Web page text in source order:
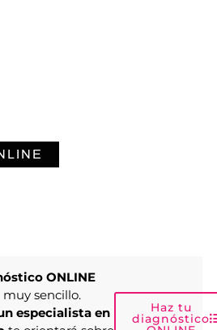
ONLINE
sencillo.
especialista en
Haz tu
diagnóstico